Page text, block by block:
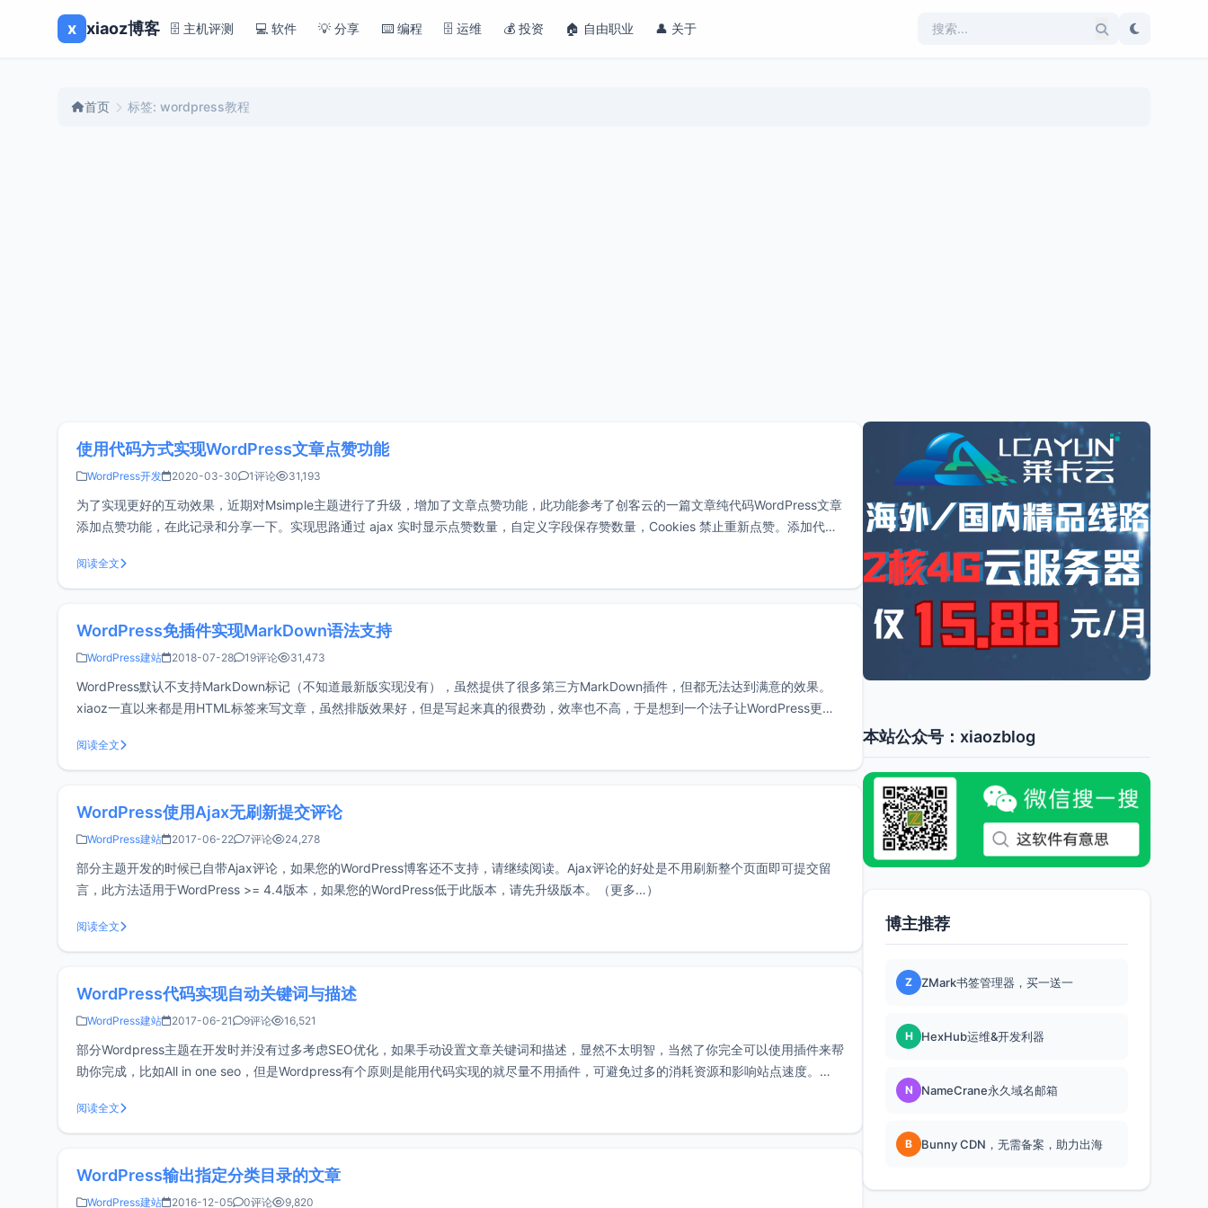
x xiaoz博客 🗄️ 主机评测 💻 软件 💡 分享 ⌨️ 编程 🗄️ 运维 💰 投资 🏠 自由职业 👤 关于
首页 标签: wordpress教程
使用代码方式实现WordPress文章点赞功能
WordPress开发 2020-03-30 1评论 31,193
为了实现更好的互动效果，近期对Msimple主题进行了升级，增加了文章点赞功能，此功能参考了创客云的一篇文章纯代码WordPress文章
添加点赞功能，在此记录和分享一下。实现思路通过 ajax 实时显示点赞数量，自定义字段保存赞数量，Cookies 禁止重新点赞。添加代码
阅读全文
WordPress免插件实现MarkDown语法支持
WordPress建站 2018-07-28 19评论 31,473
WordPress默认不支持MarkDown标记（不知道最新版实现没有），虽然提供了很多第三方MarkDown插件，但都无法达到满意的效果。
xiaoz一直以来都是用HTML标签来写文章，虽然排版效果好，但是写起来真的很费劲，效率也不高，于是想到一个法子让WordPress更好
阅读全文
WordPress使用Ajax无刷新提交评论
WordPress建站 2017-06-22 7评论 24,278
部分主题开发的时候已自带Ajax评论，如果您的WordPress博客还不支持，请继续阅读。Ajax评论的好处是不用刷新整个页面即可提交留
言，此方法适用于WordPress >= 4.4版本，如果您的WordPress低于此版本，请先升级版本。（更多…）
阅读全文
WordPress代码实现自动关键词与描述
WordPress建站 2017-06-21 9评论 16,521
部分Wordpress主题在开发时并没有过多考虑SEO优化，如果手动设置文章关键词和描述，显然不太明智，当然了你完全可以使用插件来帮
助你完成，比如All in one seo，但是Wordpress有个原则是能用代码实现的就尽量不用插件，可避免过多的消耗资源和影响站点速度。
阅读全文
WordPress输出指定分类目录的文章
WordPress建站 2016-12-05 0评论 9,820
本站公众号：xiaozblog
博主推荐
Z ZMark书签管理器，买一送一
H HexHub运维&开发利器
N NameCrane永久域名邮箱
B Bunny CDN，无需备案，助力出海